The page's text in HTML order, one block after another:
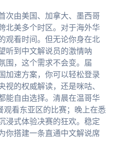
次由美国、加拿大、墨西哥
北美多个时区。对于海外华
观看时间。但无论你身在北
听到中文解说员的激情呐
围，这个需求不会变。届
加速方案，你可以轻松登录
视的权威解读，还是咪咕、
能自由选择。清晨在温哥华
观看东亚区的比赛；晚上在悉
浸式体验决赛的狂欢。稳定
你搭建一条直通中文解说席